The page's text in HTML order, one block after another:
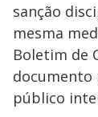
sanção
mesma
Boletim de
público